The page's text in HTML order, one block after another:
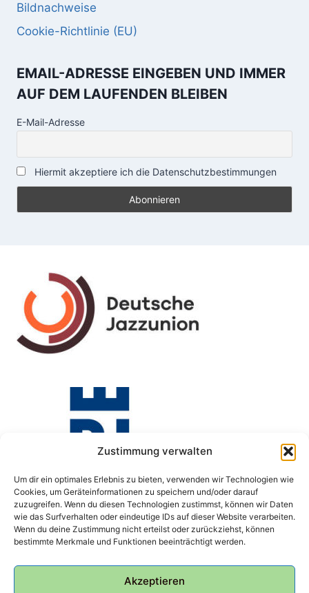
Zustimmung verwalten
Um dir ein optimales Erlebnis zu bieten, verwenden wir Technologien wie
Cookies, um Geräteinformationen zu speichern und/oder darauf
zuzugreifen. Wenn du diesen Technologien zustimmst, können wir Daten
wie das Surfverhalten oder eindeutige IDs auf dieser Website verarbeiten.
Wenn du deine Zustimmung nicht erteilst oder zurückziehst, können
bestimmte Merkmale und Funktionen beeinträchtigt werden.
Akzeptieren
Bildnachweise
Cookie-Richtlinie (EU)
EMAIL-ADRESSE EINGEBEN UND IMMER
AUF DEM LAUFENDEN BLEIBEN
E-Mail-Adresse
Hiermit akzeptiere ich die Datenschutzbestimmungen